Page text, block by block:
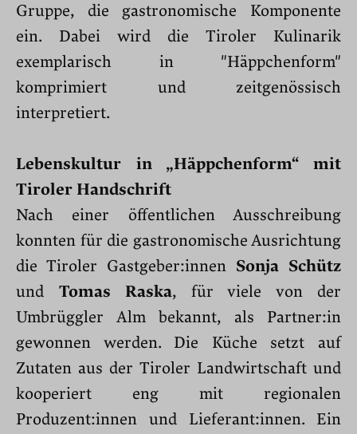
Gruppe, die gastronomische Komponente
ein. Dabei wird die Tiroler Kulinarik
exemplarisch in "Häppchenform"
komprimiert und zeitgenössisch
interpretiert.
Lebenskultur in „Häppchenform“ mit
Tiroler Handschrift
Nach einer öffentlichen Ausschreibung
konnten für die gastronomische Ausrichtung
die Tiroler Gastgeber:innen Sonja Schütz
und Tomas Raska, für viele von der
Umbrüggler Alm bekannt, als Partner:in
gewonnen werden. Die Küche setzt auf
Zutaten aus der Tiroler Landwirtschaft und
kooperiert eng mit regionalen
Produzent:innen und Lieferant:innen. Ein